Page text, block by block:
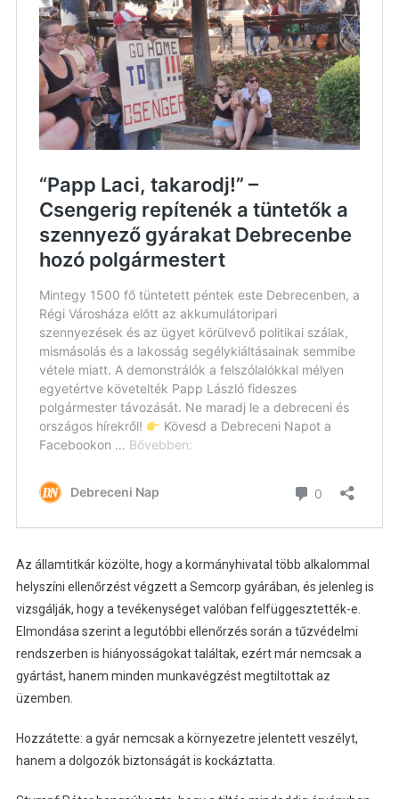
Az államtitkár közölte, hogy a kormányhivatal több alkalommal
helyszíni ellenőrzést végzett a Semcorp gyárában, és jelenleg is
vizsgálják, hogy a tevékenységet valóban felfüggesztették-e.
Elmondása szerint a legutóbbi ellenőrzés során a tűzvédelmi
rendszerben is hiányosságokat találtak, ezért már nemcsak a
gyártást, hanem minden munkavégzést megtiltottak az
üzemben.
Hozzátette: a gyár nemcsak a környezetre jelentett veszélyt,
hanem a dolgozók biztonságát is kockáztatta.